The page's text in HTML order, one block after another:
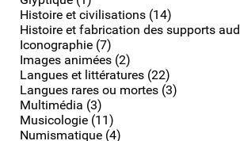
Histoire et civilisations (14)
Histoire et fabrication des supports
Iconographie (7)
Images animées (2)
Langues et littératures (22)
Langues rares ou mortes (3)
Multimédia (3)
Musicologie (11)
Numismatique (4)